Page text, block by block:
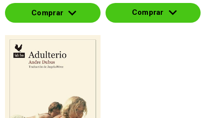
Comprar
Comprar
Comprar